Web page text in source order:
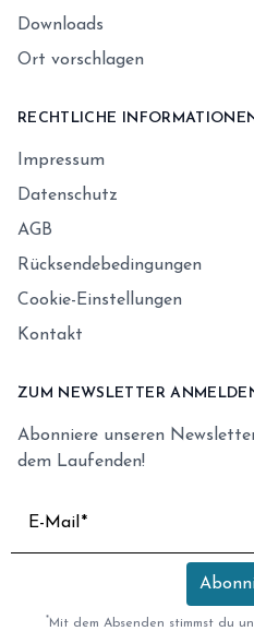
Downloads
Ort vorschlagen
RECHTLICHE
Impressum
Datenschutz
AGB
Rücksendebedingungen
Cookie-Einstellungen
Kontakt
ZUM NEWSLETTER
Abonniere unseren
dem Laufenden!
E-Mail
*Mit dem Absenden stimmst du